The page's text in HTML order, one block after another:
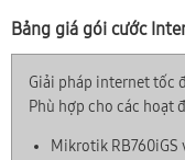
Bảng giá gói cước
Giải pháp internet tốc
Phù hợp cho các hoạt
Mikrotik RB760iGS